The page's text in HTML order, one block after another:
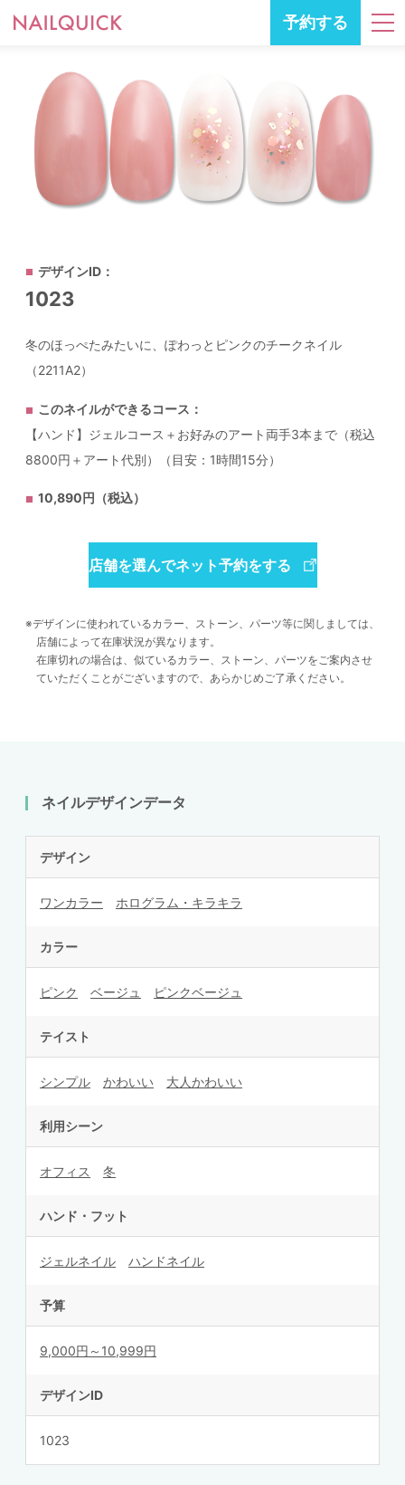
予約する
デザインID：
1023
冬のほっぺたみたいに、ぽわっとピンクのチークネイル
（2211A2）
このネイルができるコース：
【ハンド】ジェルコース＋お好みのアート両手3本まで（税込
8800円＋アート代別）（目安：1時間15分）
10,890円（税込）
店舗を選んでネット予約をする
デザインに使われているカラー、ストーン、パーツ等に関しましては、
店舗によって在庫状況が異なります。
在庫切れの場合は、似ているカラー、ストーン、パーツをご案内させ
ていただくことがございますので、あらかじめご了承ください。
ネイルデザインデータ
デザイン
ワンカラー ホログラム・キラキラ
カラー
ピンク ベージュ ピンクベージュ
テイスト
シンプル かわいい 大人かわいい
利用シーン
オフィス 冬
ハンド・フット
ジェルネイル ハンドネイル
予算
9,000円～10,999円
デザインID
1023